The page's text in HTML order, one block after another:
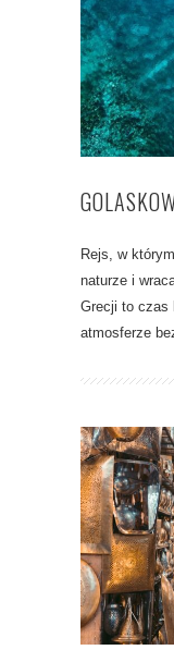
Rejs, w
naturze i
Grecji to czas
atmosferze